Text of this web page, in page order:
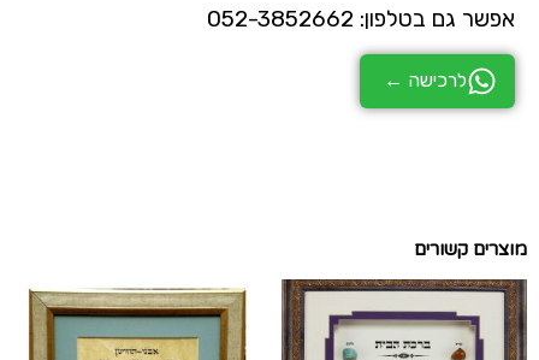
אפשר גם בטלפון: 052-3852662
לרכישה ←
מוצרים קשורים